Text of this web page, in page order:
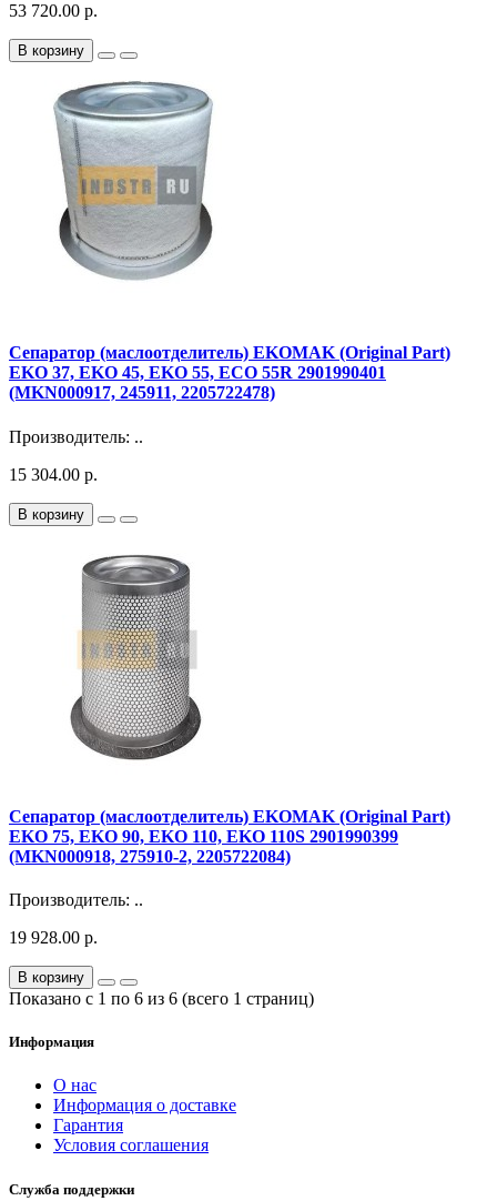
53 720.00 р.
В корзину
Сепаратор (маслоотделитель) EKOMAK (Original Part)
EKO 37, EKO 45, EKO 55, ECO 55R 2901990401
(MKN000917, 245911, 2205722478)
Производитель: ..
15 304.00 р.
В корзину
Сепаратор (маслоотделитель) EKOMAK (Original Part)
EKO 75, EKO 90, EKO 110, EKO 110S 2901990399
(MKN000918, 275910-2, 2205722084)
Производитель: ..
19 928.00 р.
В корзину
Показано с 1 по 6 из 6 (всего 1 страниц)
Информация
О нас
Информация о доставке
Гарантия
Условия соглашения
Служба поддержки